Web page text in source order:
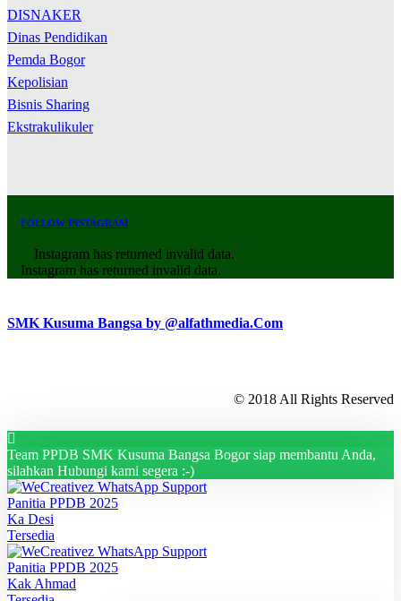
DISNAKER
Dinas Pendidikan
Pemda Bogor
Kepolisian
Bisnis Sharing
Ekstrakulikuler
FOLLOW INSTAGRAM
Instagram has returned invalid data.
Instagram has returned invalid data.
SMK Kusuma Bangsa by @alfathmedia.Com
© 2018 All Rights Reserved
Team PPDB SMK Kusuma Bangsa Bogor siap membantu Anda,
silahkan Hubungi kami segera :-)
Panitia PPDB 2025
Ka Desi
Tersedia
Panitia PPDB 2025
Kak Ahmad